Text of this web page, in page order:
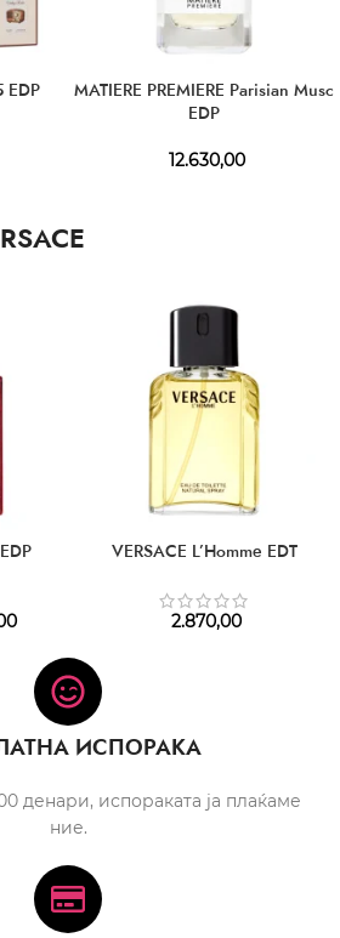
EDP
MATIERE PREMIERE Parisian Musc
EDP
12.630,00
VERSACE L’Homme EDT
2.870,00
ИСПОРАКА
денари, испораката ја плаќаме
ние.